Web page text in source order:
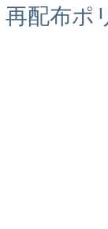
再配布ポ